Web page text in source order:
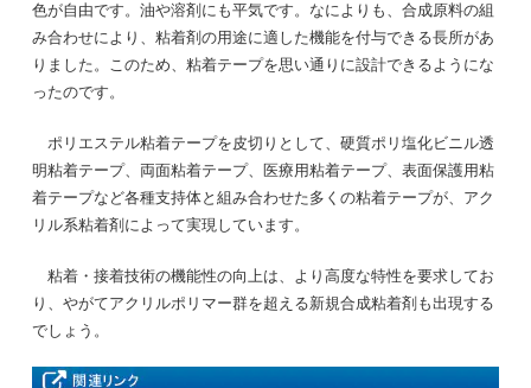
色が自由です。油や溶剤にも平気です。なによりも、合成原料の組
み合わせにより、粘着剤の用途に適した機能を付与できる長所があ
りました。このため、粘着テープを思い通りに設計できるようにな
ったのです。
ポリエステル粘着テープを皮切りとして、硬質ポリ塩化ビニル透
明粘着テープ、両面粘着テープ、医療用粘着テープ、表面保護用粘
着テープなど各種支持体と組み合わせた多くの粘着テープが、アク
リル系粘着剤によって実現しています。
粘着・接着技術の機能性の向上は、より高度な特性を要求してお
り、やがてアクリルポリマー群を超える新規合成粘着剤も出現する
でしょう。